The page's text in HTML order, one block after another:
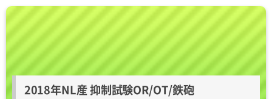
2018年NL産 抑制試験OR/OT/鉄砲